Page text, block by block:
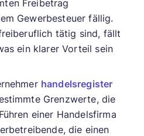
Freibetrag
Gewerbesteuer fällig.
tätig sind, fällt
ein klarer Vorteil sein
handelsregister
Grenzwerte, die
einer Handelsfirma
die einen